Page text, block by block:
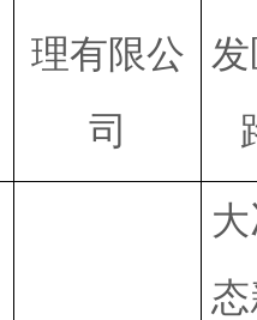
理有限公
司